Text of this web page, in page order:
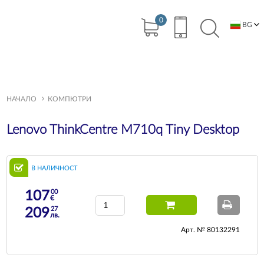
0
BG
НАЧАЛО КОМПЮТРИ
Lenovo ThinkCentre M710q Tiny Desktop
В НАЛИЧНОСТ
10700
€
20927
лв.
Арт. № 80132291